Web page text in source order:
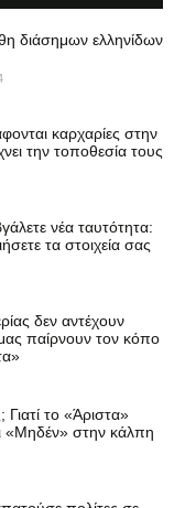
διάσημων ελληνίδων
καρχαρίες στην
την τοποθεσία τους
νέα ταυτότητα:
τα στοιχεία σας
δεν αντέχουν
παίρνουν τον κόπο
Γιατί το «Άριστα»
«Μηδέν» στην κάλπη